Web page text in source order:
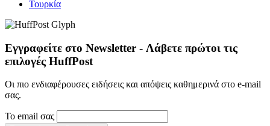
Τουρκία
Εγγραφείτε στο Newsletter - Λάβετε πρώτοι τις
επιλογές HuffPost
Οι πιο ενδιαφέρουσες ειδήσεις και απόψεις καθημερινά στο e-mail
σας.
Το email σας